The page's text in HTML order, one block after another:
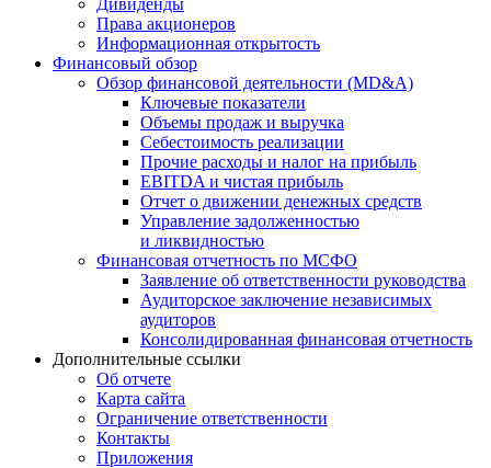
Дивиденды
Права акционеров
Информационная открытость
Финансовый обзор
Обзор финансовой деятельности (MD&A)
Ключевые показатели
Объемы продаж и выручка
Себестоимость реализации
Прочие расходы и налог на прибыль
EBITDA и чистая прибыль
Отчет о движении денежных средств
Управление задолженностью
и ликвидностью
Финансовая отчетность по МСФО
Заявление об ответственности руководства
Аудиторское заключение независимых
аудиторов
Консолидированная финансовая отчетность
Дополнительные ссылки
Об отчете
Карта сайта
Ограничение ответственности
Контакты
Приложения